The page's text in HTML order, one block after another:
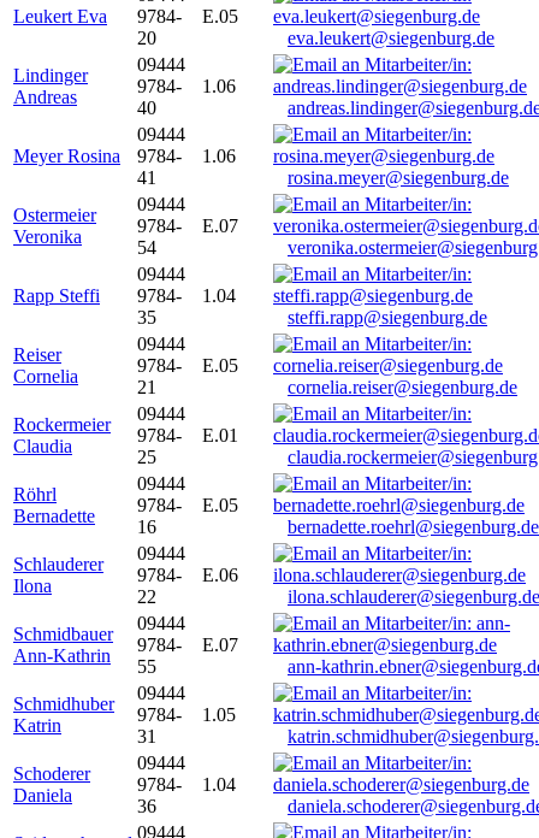
Leukert Eva
9784-
20
E.05
eva.leukert@siegenburg.de
Lindinger
Andreas
09444
9784-
40
1.06
Meyer Rosina
09444
9784-
41
1.06
rosina.meyer@siegenburg.de
Ostermeier
Veronika
09444
9784-
54
E.07
Rapp Steffi
09444
9784-
35
1.04
steffi.rapp@siegenburg.de
Reiser
Cornelia
09444
9784-
21
E.05
cornelia.reiser@siegenburg.de
Rockermeier
Claudia
09444
9784-
25
E.01
Röhrl
Bernadette
09444
9784-
16
E.05
bernadette.roehrl@siegenburg.de
Schlauderer
Ilona
09444
9784-
22
E.06
ilona.schlauderer@siegenburg.de
Schmidbauer
Ann-Kathrin
09444
9784-
55
E.07
ann-
Schmidhuber
Katrin
09444
9784-
31
1.05
Schoderer
Daniela
09444
9784-
36
1.04
09444